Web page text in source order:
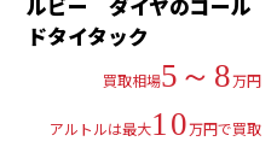
ルビー ダイヤのゴール
ドタイタック
買取相場5～8万円
アルトルは最大10万円で買取